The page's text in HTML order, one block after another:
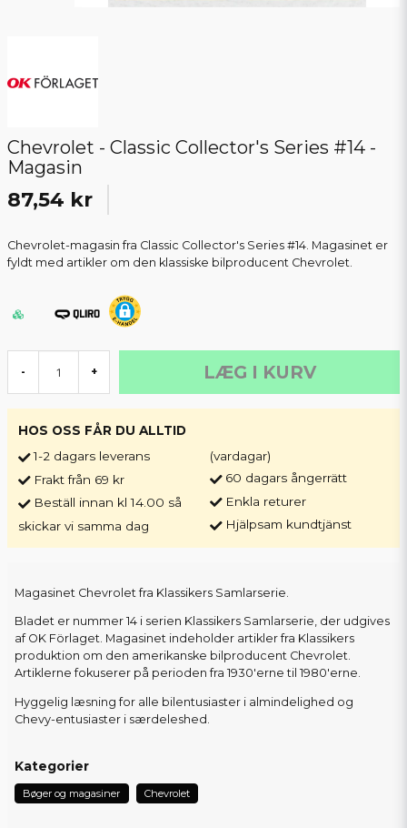
Chevrolet - Classic Collector's Series #14 -
Magasin
87,54 kr
Chevrolet-magasin fra Classic Collector's Series #14. Magasinet er
fyldt med artikler om den klassiske bilproducent Chevrolet.
- + LÆG I KURV
HOS OSS FÅR DU ALLTID
1-2 dagars leverans
Frakt från 69 kr
Beställ innan kl 14.00 så
skickar vi samma dag
(vardagar)
60 dagars ångerrätt
Enkla returer
Hjälpsam kundtjänst
Magasinet Chevrolet fra Klassikers Samlarserie.
Bladet er nummer 14 i serien Klassikers Samlarserie, der udgives
af OK Förlaget. Magasinet indeholder artikler fra Klassikers
produktion om den amerikanske bilproducent Chevrolet.
Artiklerne fokuserer på perioden fra 1930'erne til 1980'erne.
Hyggelig læsning for alle bilentusiaster i almindelighed og
Chevy-entusiaster i særdeleshed.
Kategorier
Bøger og magasiner Chevrolet